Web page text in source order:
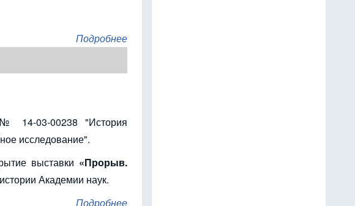
Подробнее
14-03-00238 "История
исследование".
выставки «Прорыв.
Академии наук.
Подробнее